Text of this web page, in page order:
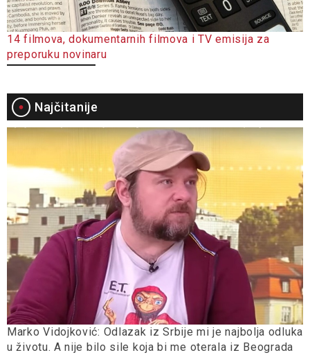
14 filmova, dokumentarnih filmova i TV emisija za
preporuku novinaru
Najčitanije
Marko Vidojković: Odlazak iz Srbije mi je najbolja odluka
u životu. A nije bilo sile koja bi me oterala iz Beograda